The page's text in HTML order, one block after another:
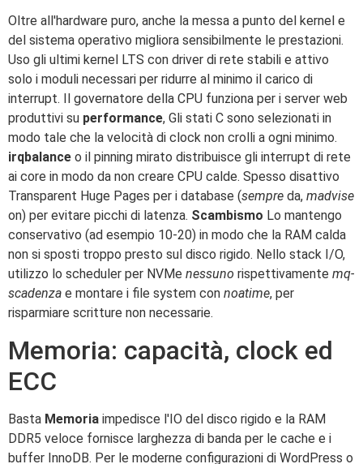
Oltre all'hardware puro, anche la messa a punto del kernel e
del sistema operativo migliora sensibilmente le prestazioni.
Uso gli ultimi kernel LTS con driver di rete stabili e attivo
solo i moduli necessari per ridurre al minimo il carico di
interrupt. Il governatore della CPU funziona per i server web
produttivi su performance, Gli stati C sono selezionati in
modo tale che la velocità di clock non crolli a ogni minimo.
irqbalance o il pinning mirato distribuisce gli interrupt di rete
ai core in modo da non creare CPU calde. Spesso disattivo
Transparent Huge Pages per i database (sempre da, madvise
on) per evitare picchi di latenza. Scambismo Lo mantengo
conservativo (ad esempio 10-20) in modo che la RAM calda
non si sposti troppo presto sul disco rigido. Nello stack I/O,
utilizzo lo scheduler per NVMe nessuno rispettivamente mq-
scadenza e montare i file system con noatime, per
risparmiare scritture non necessarie.
Memoria: capacità, clock ed
ECC
Basta Memoria impedisce l'IO del disco rigido e la RAM
DDR5 veloce fornisce larghezza di banda per le cache e i
buffer InnoDB. Per le moderne configurazioni di WordPress o